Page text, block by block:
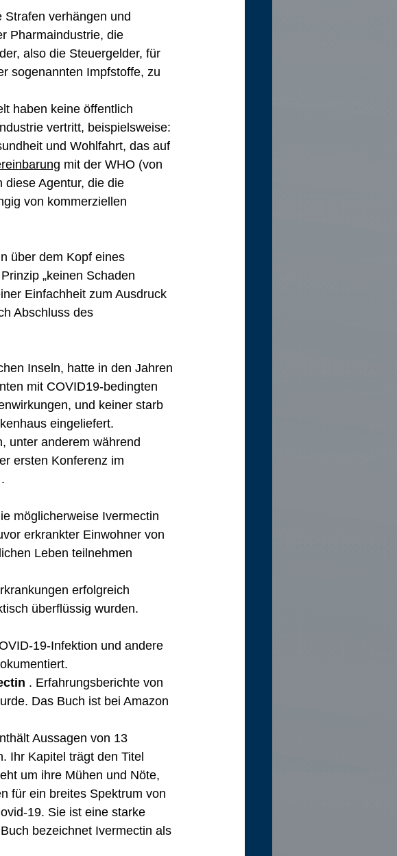
verhängen und
Pharmaindustrie, die
also die Steuergelder, für
sogenannten Impfstoffe, zu
haben keine öffentlich
vertritt, beispielsweise:
und Wohlfahrt, das auf
mit der WHO (von
diese Agentur, die die
von kommerziellen
über dem Kopf eines
„keinen Schaden
Einfachheit zum Ausdruck
Abschluss des
Inseln, hatte in den Jahren
mit COVID19-bedingten
und keiner starb
eingeliefert.
unter anderem während
ersten Konferenz im
.
möglicherweise Ivermectin
erkrankter Einwohner von
Leben teilnehmen
erfolgreich
überflüssig wurden.
19-Infektion und andere
. Erfahrungsberichte von
Das Buch ist bei Amazon
Aussagen von 13
Ihr Kapitel trägt den Titel
um ihre Mühen und Nöte,
für ein breites Spektrum von
19. Sie ist eine starke
bezeichnet Ivermectin als